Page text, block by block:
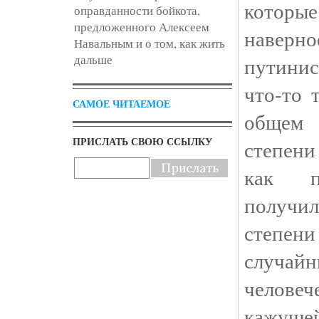
оправданности бойкота,
предложенного Алексеем
Навальным и о том, как жить
дальше
САМОЕ ЧИТАЕМОЕ
ПРИСЛАТЬ СВОЮ ССЫЛКУ
что-то
как